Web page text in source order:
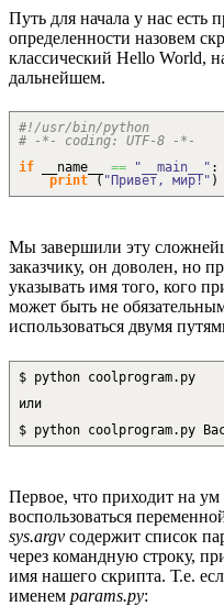
Путь для начала у нас есть
определенности назовем
классический Hello World,
дальнейшем.
#!/usr/bin/python
# -*- coding: UTF-8 -*-
if __name__ == "__main__" :
print
( "Привет, мир!" )
Мы завершили эту
заказчику, он доволен, но
указывать имя того, кого
может быть не
использоваться двумя
$ python coolprogram.py
или
$ python coolprogram.py
Первое, что приходит на
воспользоваться
sys.argv содержит список
через командную строку,
имя нашего скрипта. Т.е.
именем params.py: